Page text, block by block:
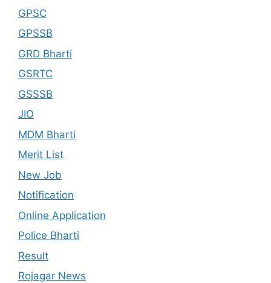
GPSC
GPSSB
GRD Bharti
GSRTC
GSSSB
JIO
MDM Bharti
Merit List
New Job
Notification
Online Application
Police Bharti
Result
Rojagar News